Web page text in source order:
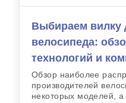
Выбираем вилку
велосипеда:
технологий и
Обзор наиболее
производителей
некоторых моделей, а